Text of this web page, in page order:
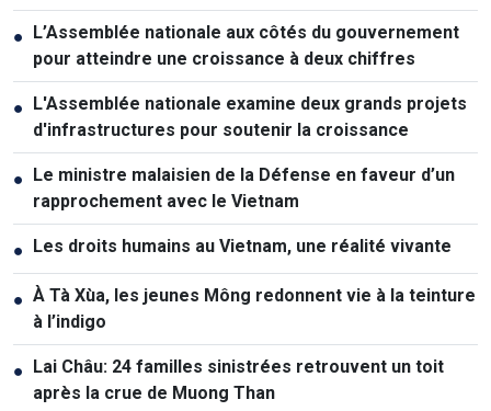
●
L’Assemblée nationale aux côtés du gouvernement
pour atteindre une croissance à deux chiffres
●
L'Assemblée nationale examine deux grands projets
d'infrastructures pour soutenir la croissance
●
Le ministre malaisien de la Défense en faveur d’un
rapprochement avec le Vietnam
● Les droits humains au Vietnam, une réalité vivante
● À Tà Xùa, les jeunes Mông redonnent vie à la teinture
à l’indigo
●
Lai Châu: 24 familles sinistrées retrouvent un toit
après la crue de Muong Than